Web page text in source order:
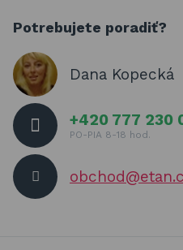
Potrebujete poradiť?
Dana Kopecká
+420 777 230
PO-PIA 8-18 hod.